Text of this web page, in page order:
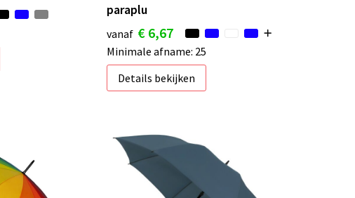
paraplu
vanaf € 6,67
Minimale afname: 25
Details bekijken